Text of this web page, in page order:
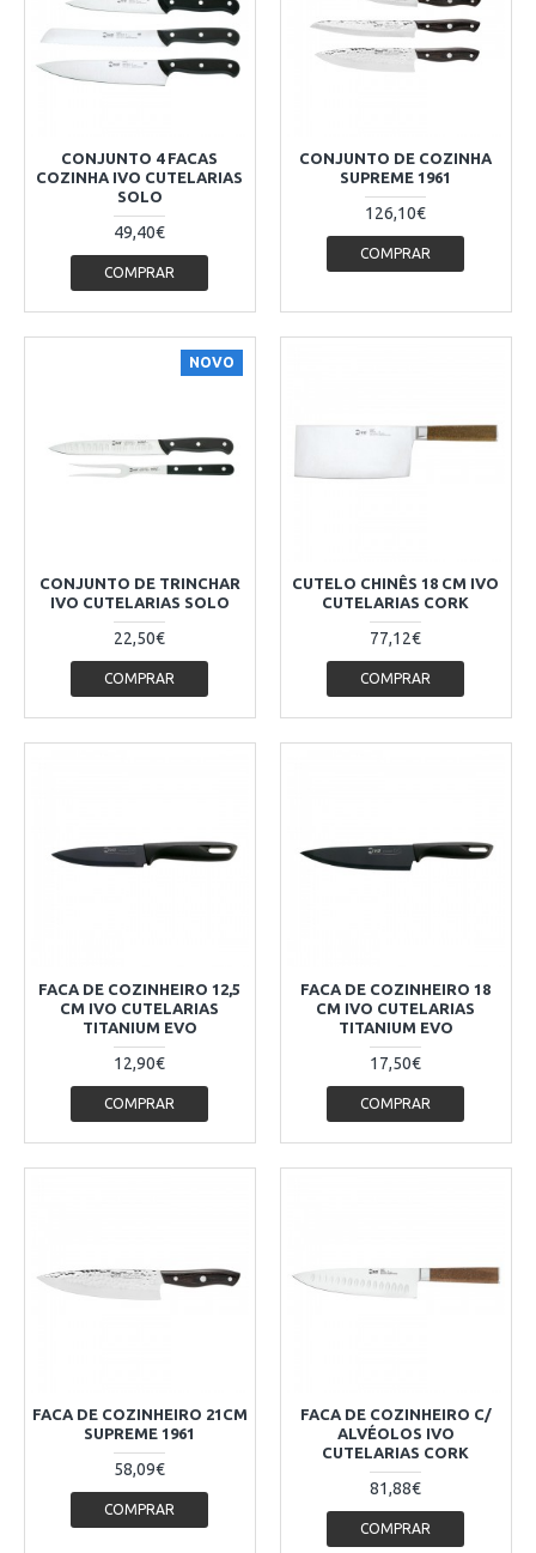
CONJUNTO 4 FACAS
COZINHA IVO CUTELARIAS
SOLO
49,40€
COMPRAR
CONJUNTO DE COZINHA
SUPREME 1961
126,10€
COMPRAR
NOVO
CONJUNTO DE TRINCHAR
IVO CUTELARIAS SOLO
22,50€
COMPRAR
CUTELO CHINÊS 18 CM IVO
CUTELARIAS CORK
77,12€
COMPRAR
FACA DE COZINHEIRO 12,5
CM IVO CUTELARIAS
TITANIUM EVO
12,90€
COMPRAR
FACA DE COZINHEIRO 18
CM IVO CUTELARIAS
TITANIUM EVO
17,50€
COMPRAR
FACA DE COZINHEIRO 21CM
SUPREME 1961
58,09€
COMPRAR
FACA DE COZINHEIRO C/
ALVÉOLOS IVO
CUTELARIAS CORK
81,88€
COMPRAR